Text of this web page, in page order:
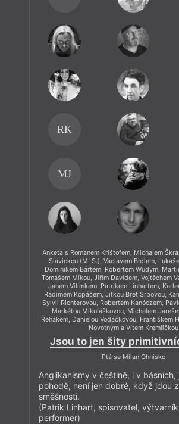
RK
MJ
Anketa s Romanem Krištofem, Michalem
Slavickou (M. S.), Václavem Bidlem,
Dominikem Bártem, Robertem Wudym,
Tomášem Míkou, Jiřím Davidem, Vojtěchem
Janem Vilímkem, Patrikem Linhartem,
Radimem Kopáčem, Jitkou Bret Srbovou,
Sylvií Richterovou, Robertem Kanóczem,
Markétou Mikuláškovou, Michalem
Řehákem, Danielou Vodáčkovou, Františkem
Novotným a Vítem Kremličkou
Jsou to jen šity
Ptá se Milan Ohnisko
Anglikanismy v češtině, i v básních,
pohodě, není jen dobré, když jdou
směšnosti.
(Patrik Linhart, spisovatel,
performer)